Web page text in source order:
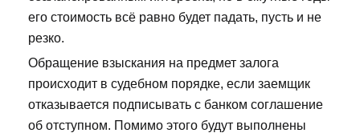
его стоимость всё равно будет падать, пусть и не
резко.
Обращение взыскания на предмет залога
происходит в судебном порядке, если заемщик
отказывается подписывать с банком соглашение
об отступном. Помимо этого будут выполнены